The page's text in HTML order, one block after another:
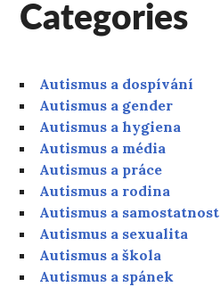
Categories
Autismus a dospívání
Autismus a gender
Autismus a hygiena
Autismus a média
Autismus a práce
Autismus a rodina
Autismus a samostatnost
Autismus a sexualita
Autismus a škola
Autismus a spánek